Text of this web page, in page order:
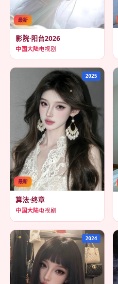
最新
影院·阳台2026
中国大陆电视剧
最新
2025
算法·终章
中国大陆电视剧
2024